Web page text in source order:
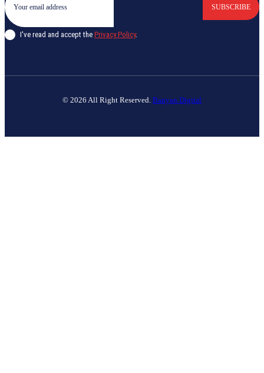
SUBSCRIBE
I've read and accept the Privacy Policy.
© 2026 All Right Reserved. Banyan Digital